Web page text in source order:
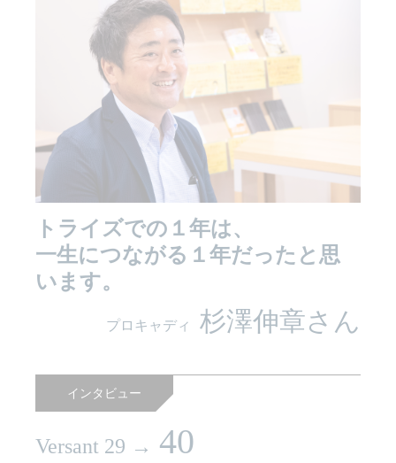
トライズでの１年は、
一生につながる１年だったと思
います。
プロキャディ 杉澤伸章さん
インタビュー
Versant 29 → 40